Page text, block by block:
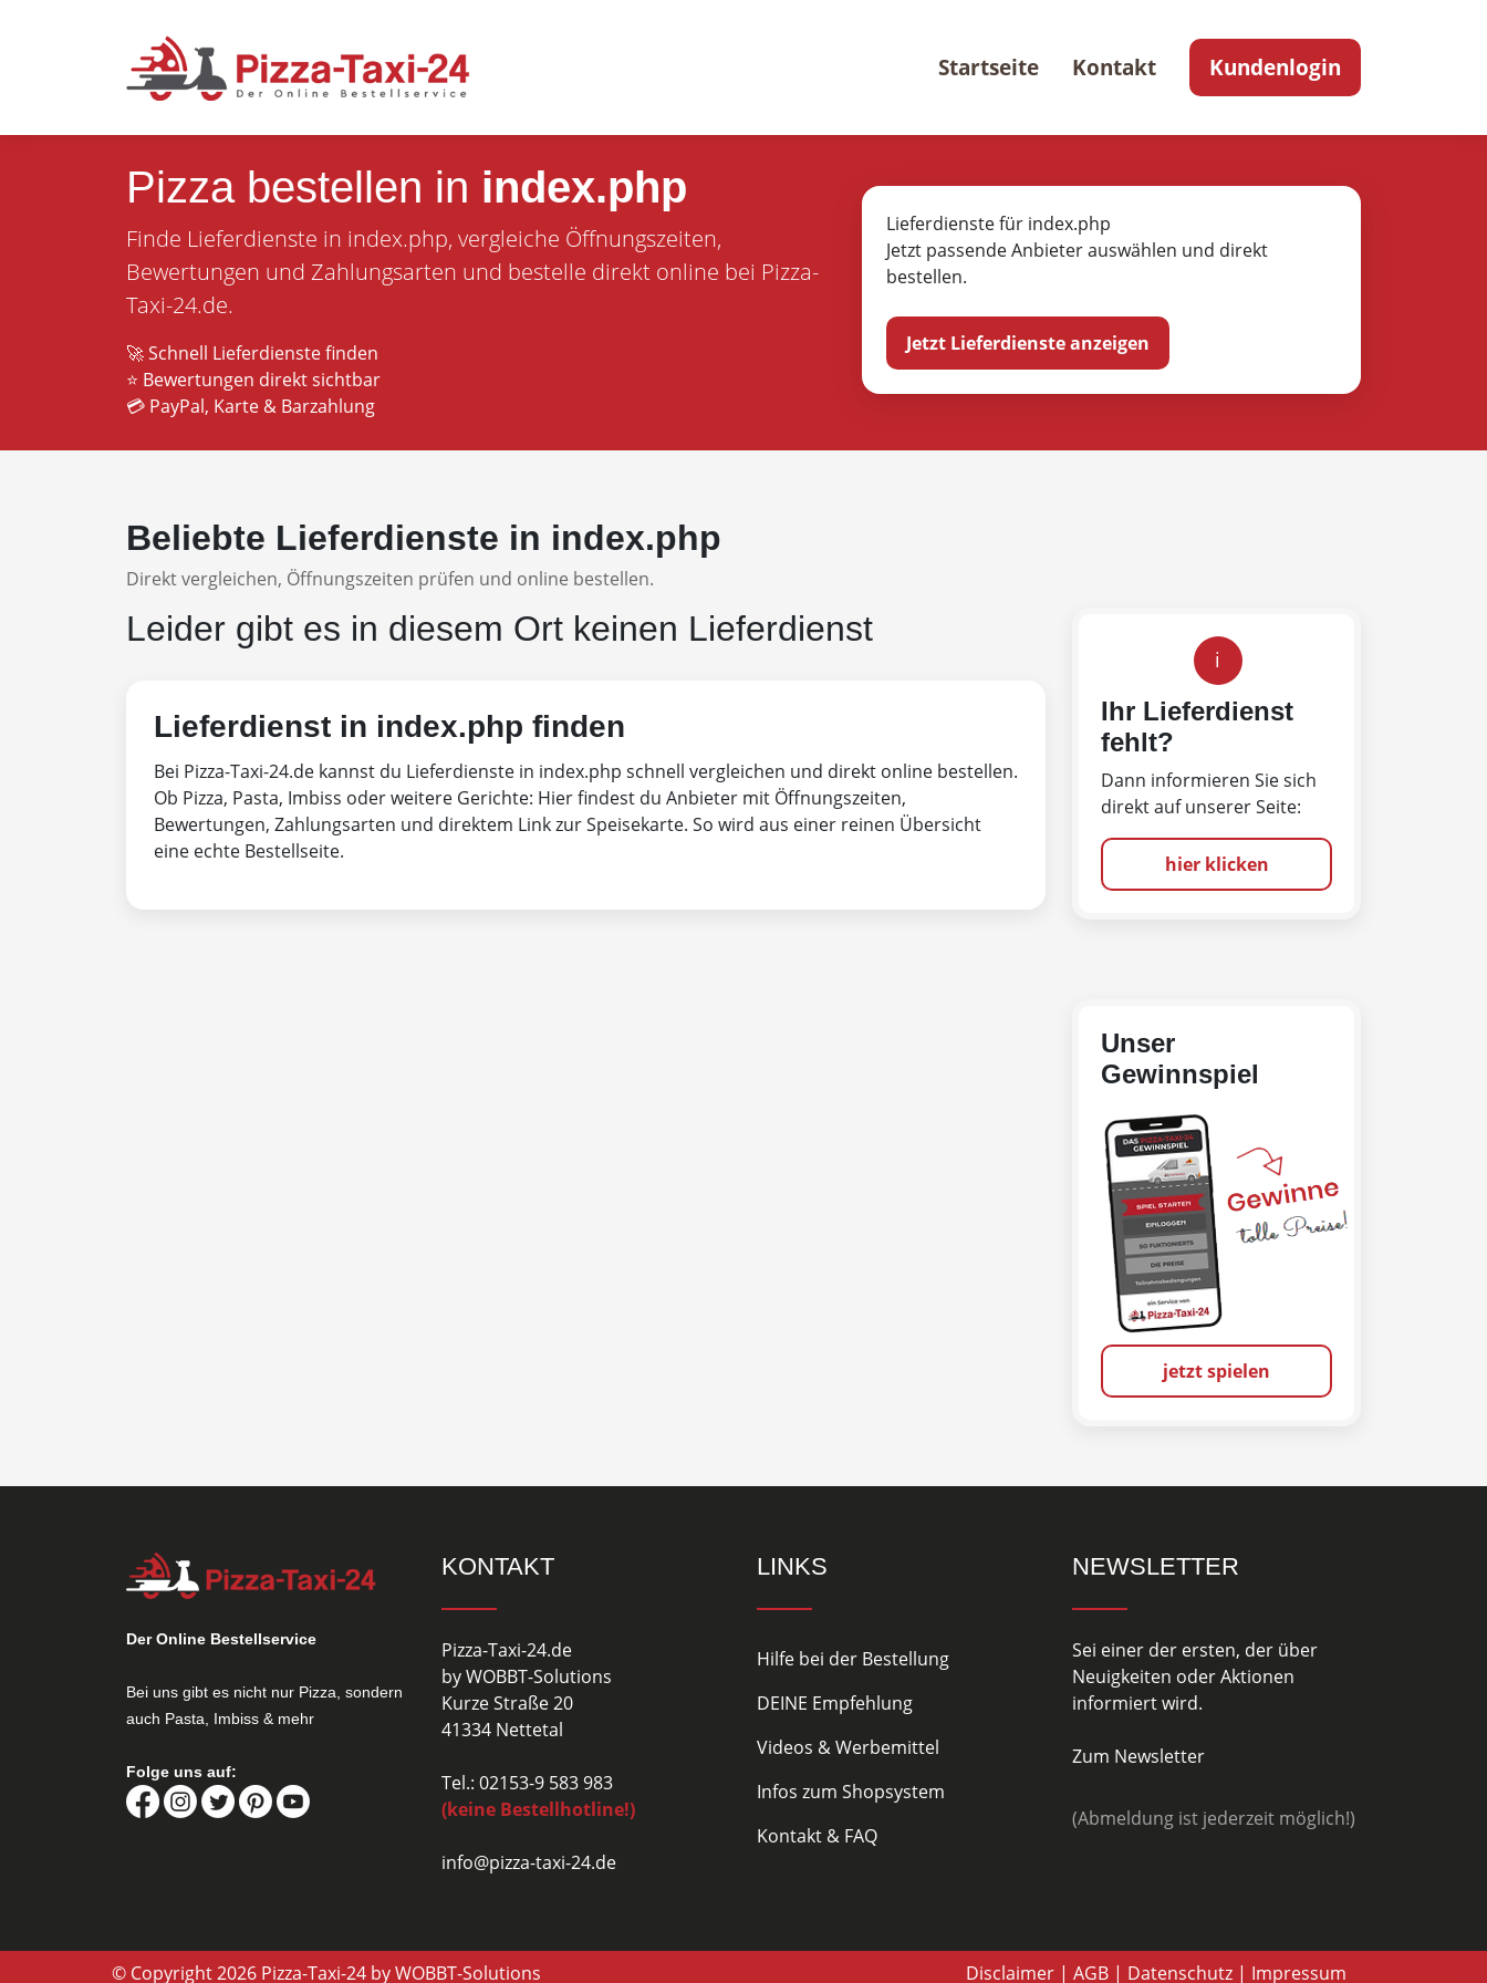
Startseite Kontakt Kundenlogin
Pizza bestellen in index.php
Finde Lieferdienste in index.php, vergleiche Öffnungszeiten,
Bewertungen und Zahlungsarten und bestelle direkt online bei Pizza-
Taxi-24.de.
🚀 Schnell Lieferdienste finden
⭐ Bewertungen direkt sichtbar
💳 PayPal, Karte & Barzahlung
Lieferdienste für index.php
Jetzt passende Anbieter auswählen und direkt
bestellen.
Jetzt Lieferdienste anzeigen
Beliebte Lieferdienste in index.php
Direkt vergleichen, Öffnungszeiten prüfen und online bestellen.
Leider gibt es in diesem Ort keinen Lieferdienst
Lieferdienst in index.php finden
Bei Pizza-Taxi-24.de kannst du Lieferdienste in index.php schnell vergleichen und direkt online bestellen.
Ob Pizza, Pasta, Imbiss oder weitere Gerichte: Hier findest du Anbieter mit Öffnungszeiten,
Bewertungen, Zahlungsarten und direktem Link zur Speisekarte. So wird aus einer reinen Übersicht
eine echte Bestellseite.
i
Ihr Lieferdienst
fehlt?
Dann informieren Sie sich
direkt auf unserer Seite:
hier klicken
Unser
Gewinnspiel
jetzt spielen
Der Online Bestellservice
Bei uns gibt es nicht nur Pizza, sondern
auch Pasta, Imbiss & mehr
Folge uns auf:
KONTAKT
Pizza-Taxi-24.de
by WOBBT-Solutions
Kurze Straße 20
41334 Nettetal
Tel.: 02153-9 583 983
(keine Bestellhotline!)
info@pizza-taxi-24.de
LINKS
Hilfe bei der Bestellung
DEINE Empfehlung
Videos & Werbemittel
Infos zum Shopsystem
Kontakt & FAQ
NEWSLETTER
Sei einer der ersten, der über
Neuigkeiten oder Aktionen
informiert wird.
Zum Newsletter
(Abmeldung ist jederzeit möglich!)
© Copyright 2026 Pizza-Taxi-24 by WOBBT-Solutions Disclaimer| AGB| Datenschutz| Impressum